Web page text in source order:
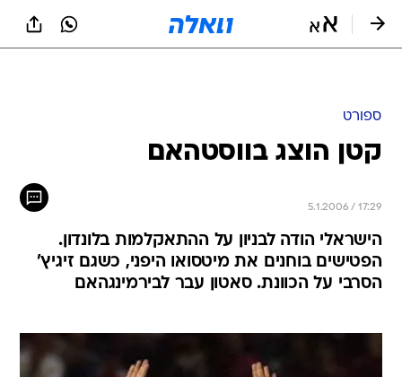
ספורט
קטן הוצג בווסטהאם
5.1.2006 / 17:29
הישראלי הודה לבניון על ההתאקלמות בלונדון.
הפטישים בוחנים את מיטסואו היפני, כשגם זיגיץ'
הסרבי על הכוונת. סאטון עבר לבירמינגהאם